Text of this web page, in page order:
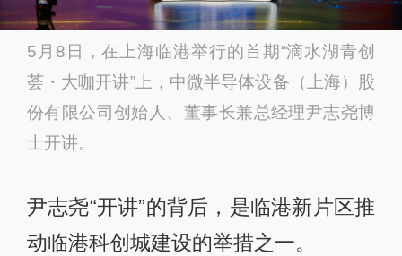
5月8日，在上海临港举行的首期“滴水湖青创
荟・大咖开讲”上，中微半导体设备（上海）股
份有限公司创始人、董事长兼总经理尹志尧博
士开讲。
尹志尧“开讲”的背后，是临港新片区推
动临港科创城建设的举措之一。